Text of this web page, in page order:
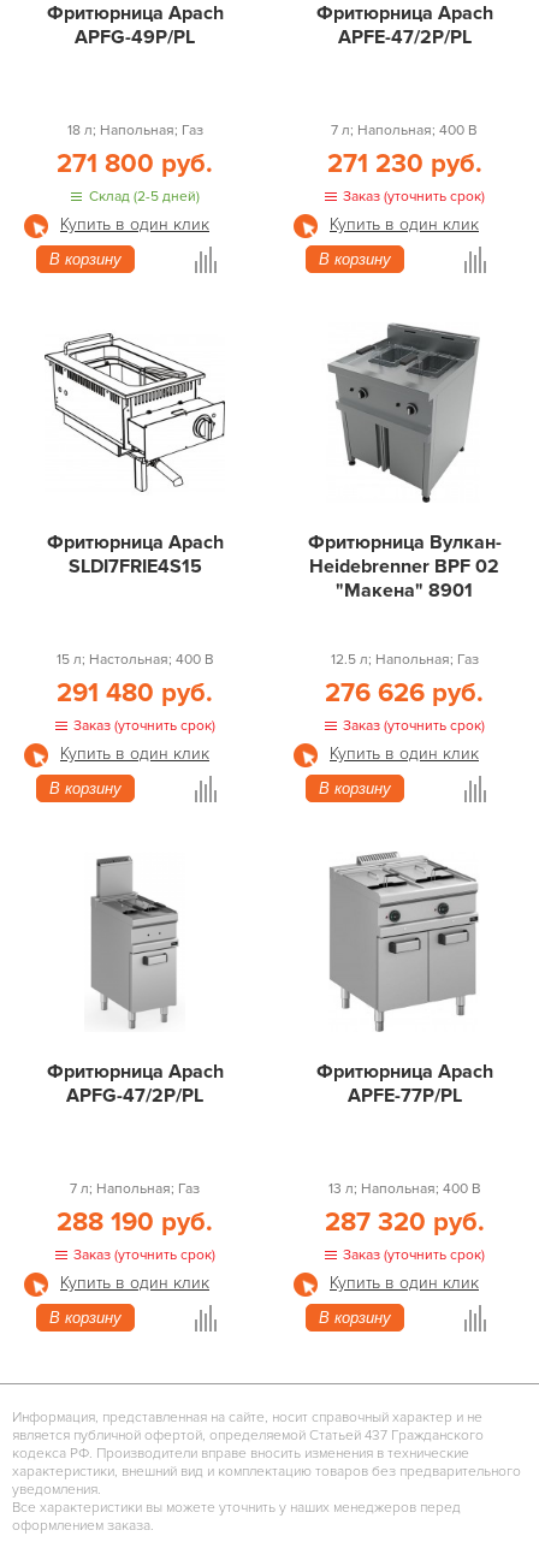
Фритюрница Apach
APFG-49P/PL
18 л; Напольная; Газ
271 800 руб.
Склад (2-5 дней)
Купить в один клик
В корзину
Фритюрница Apach
APFE-47/2P/PL
7 л; Напольная; 400 В
271 230 руб.
Заказ (уточнить срок)
Купить в один клик
В корзину
Фритюрница Apach
SLDI7FRIE4S15
15 л; Настольная; 400 В
291 480 руб.
Заказ (уточнить срок)
Купить в один клик
В корзину
Фритюрница Вулкан-
Heidebrenner BPF 02
"Макена" 8901
12.5 л; Напольная; Газ
276 626 руб.
Заказ (уточнить срок)
Купить в один клик
В корзину
Фритюрница Apach
APFG-47/2P/PL
7 л; Напольная; Газ
288 190 руб.
Заказ (уточнить срок)
Купить в один клик
В корзину
Фритюрница Apach
APFE-77P/PL
13 л; Напольная; 400 В
287 320 руб.
Заказ (уточнить срок)
Купить в один клик
В корзину
Информация, представленная на сайте, носит справочный характер и не
является публичной офертой, определяемой Статьей 437 Гражданского
кодекса РФ. Производители вправе вносить изменения в технические
характеристики, внешний вид и комплектацию товаров без предварительного
уведомления.
Все характеристики вы можете уточнить у наших менеджеров перед
оформлением заказа.